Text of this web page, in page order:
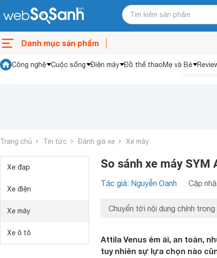
Danh mục sản phẩm
Công nghệ Cuộc sống Điện máy Đồ thể thaoMẹ và Bé
Trang chủ Tin tức Đánh giá xe Xe máy
Xe đạp
Xe điện
Xe máy
Xe ô tô
So sánh xe máy SYM
Tác giả: Nguyễn Oanh Cập
Chuyển tới nội dung chính trong
Attila Venus êm ái, an toàn,
tuy nhiên sự lựa chọn nào